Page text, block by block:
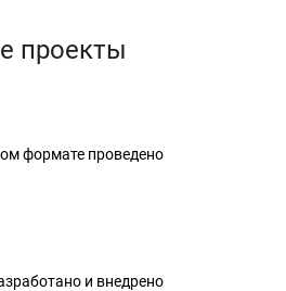
проекты
формате проведено
и внедрено